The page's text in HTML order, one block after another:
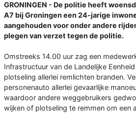
GRONINGEN - De politie heeft
A7 bij Groningen een 24-jarige
aangehouden voor onder andere
plegen van verzet tegen de politie.
Omstreeks 14.00 uur zag een
Infrastructuur van de Landelijke
plotseling allerlei remlichten branden.
personenauto allerlei gevaarlijke
waardoor andere weggebruikers
wijken of plotseling te remmen om een